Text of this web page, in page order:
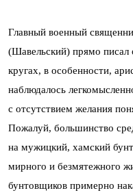
Главный военный
(Шавельский) прямо писал
кругах, в особенности,
наблюдалось
с отсутствием желания
Пожалуй, большинство
на мужицкий, хамский
мирного и безмятежного
бунтовщиков примерно